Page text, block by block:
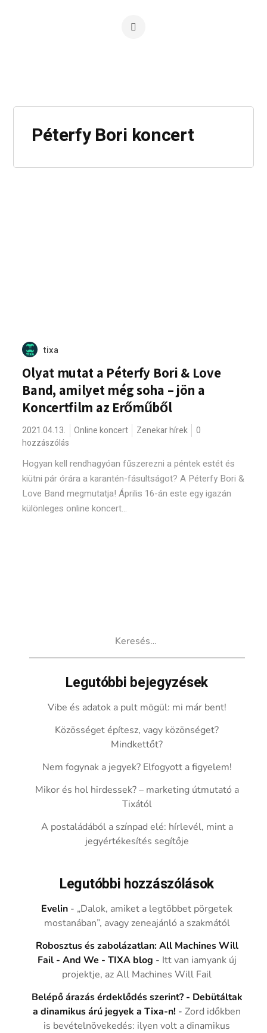
Péterfy Bori koncert
tixa
Olyat mutat a Péterfy Bori & Love
Band, amilyet még soha – jön a
Koncertfilm az Erőműből
2021.04.13. Online koncert Zenekar hírek
0
hozzászólás
Hogyan kell rendhagyóan fűszerezni a péntek estét és
kiütni pár órára a karantén-fásultságot? A Péterfy Bori &
Love Band megmutatja! Április 16-án este egy igazán
különleges online koncert...
Legutóbbi bejegyzések
Vibe és adatok a pult mögül: mi már bent!
Közösséget építesz, vagy közönséget?
Mindkettőt?
Nem fogynak a jegyek? Elfogyott a figyelem!
Mikor és hol hirdessek? – marketing útmutató a
Tixától
A postaládából a színpad elé: hírlevél, mint a
jegyértékesítés segítője
Legutóbbi hozzászólások
Evelin - „Dalok, amiket a legtöbbet pörgetek
mostanában”, avagy zeneajánló a szakmától
Robosztus és zabolázatlan: All Machines Will
Fail - And We - TIXA blog - Itt van iamyank új
projektje, az All Machines Will Fail
Belépő árazás érdeklődés szerint? - Debütáltak
a dinamikus árú jegyek a Tixa-n! -Zord időkben
is bevételnövekedés: ilyen volt a dinamikus